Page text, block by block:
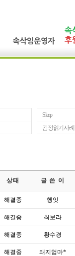
Sleep
감정읽기사례
상태 글 쓴 이
해결중 헹잇
해결중 최보라
해결중 황수경
해결중 돼지엄마*